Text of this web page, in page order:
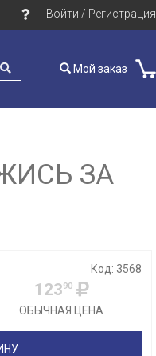
Войти / Регистрация
Мой заказ
ЗА
Код: 3568
12390
ОБЫЧНАЯ ЦЕНА